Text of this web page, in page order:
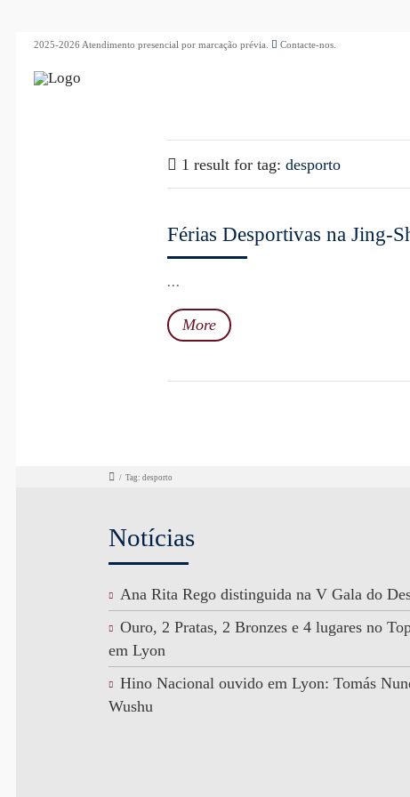
2025-2026 Atendimento presencial por marcação prévia. Contacte-nos.
1 result for tag: desporto
Férias Desportivas na Jing-
...
More
/ Tag: desporto
Notícias
Ana Rita Rego distinguida na V Gala do
Ouro, 2 Pratas, 2 Bronzes e 4 lugares no
em Lyon
Hino Nacional ouvido em Lyon: Tomás
Wushu